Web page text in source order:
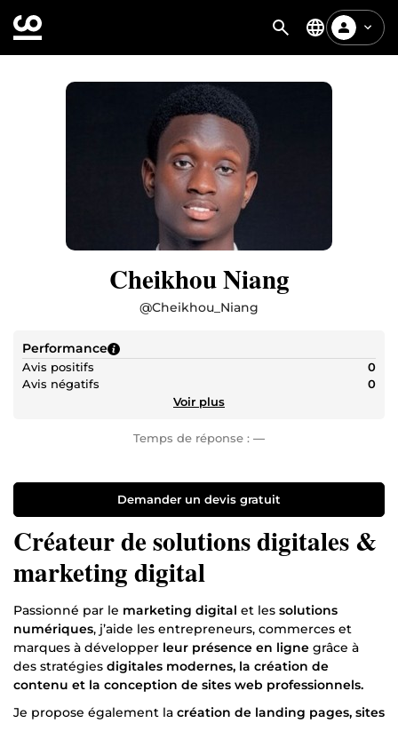
Cheikhou Niang
@Cheikhou_Niang
Performance
Avis positifs
0
Avis négatifs
0
Voir plus
Temps de réponse : —
Demander un devis gratuit
Créateur de solutions digitales &
marketing digital
Passionné par le marketing digital et les solutions
numériques, j’aide les entrepreneurs, commerces et
marques à développer leur présence en ligne grâce à
des stratégies digitales modernes, la création de
contenu et la conception de sites web professionnels.
Je propose également la création de landing pages, sites